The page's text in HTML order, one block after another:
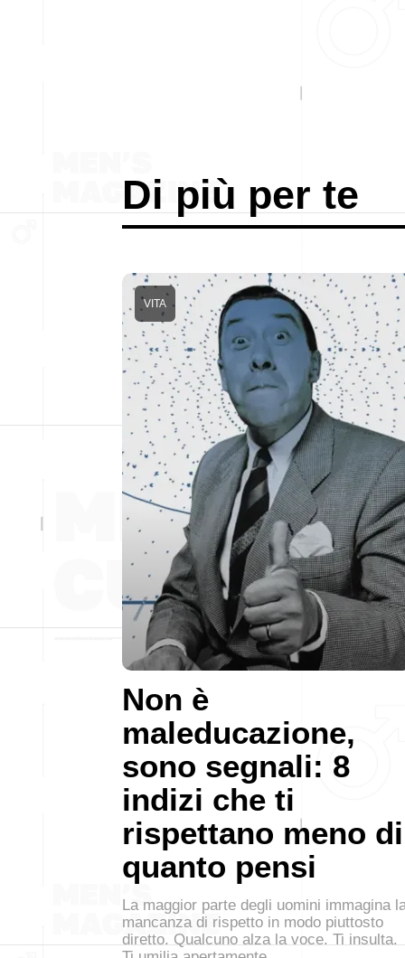
Di più per te
Non è
maleducazione,
sono segnali: 8
indizi che ti
rispettano meno di
quanto pensi
VITA
La maggior parte degli uomini immagina
mancanza di rispetto in modo piuttosto
diretto. Qualcuno alza la voce. Ti insulta.